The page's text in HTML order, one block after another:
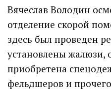
Вячеслав Володин
отделение скорой
здесь был проведен
установлены жалюзи,
приобретена
фельдшеров и